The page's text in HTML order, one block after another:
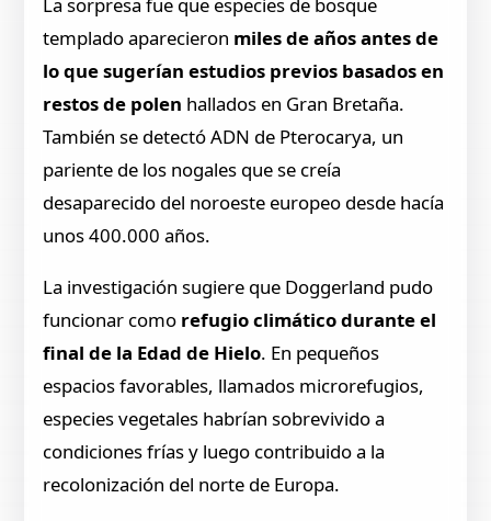
templado aparecieron miles de años antes de
lo que sugerían estudios previos basados en
restos de polen hallados en Gran Bretaña.
También se detectó ADN de Pterocarya, un
pariente de los nogales que se creía
desaparecido del noroeste europeo desde hacía
unos 400.000 años.
La investigación sugiere que Doggerland pudo
funcionar como refugio climático durante el
final de la Edad de Hielo. En pequeños
espacios favorables, llamados microrefugios,
especies vegetales habrían sobrevivido a
condiciones frías y luego contribuido a la
recolonización del norte de Europa.